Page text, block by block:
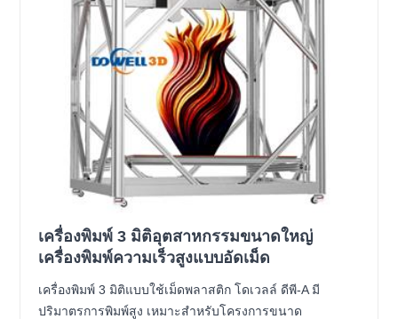
เครื่องพิมพ์ 3 มิติอุตสาหกรรมขนาดใหญ่
เครื่องพิมพ์ความเร็วสูงแบบอัดเม็ด
เครื่องพิมพ์ 3 มิติแบบใช้เม็ดพลาสติก โดเวลล์ ดีพี-A มี
ปริมาตรการพิมพ์สูง เหมาะสำหรับโครงการขนาด